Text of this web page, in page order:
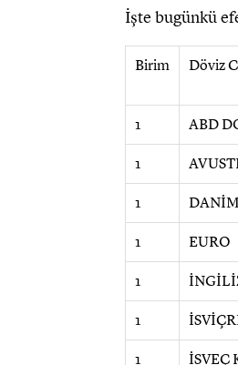
İşte bugünkü
Birim Döviz
1 ABD
1
1
1 EURO
1
1
1 İSVEÇ